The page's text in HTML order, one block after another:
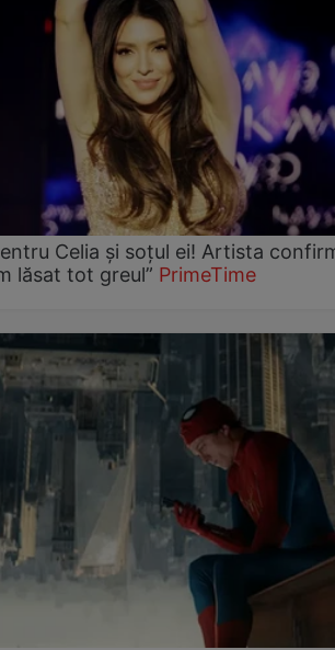
Celia și soțul ei! Artista
lăsat tot greul” PrimeTime